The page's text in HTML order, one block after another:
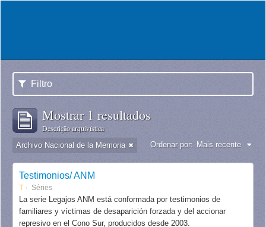
Filtro
Mostrar 1 resultados
Descrição arquivística
Archivo Nacional de la Memoria Ordenar por: Mais recente
Testimonios/ ANM
T Séries
La serie Legajos ANM está conformada por testimonios de
familiares y víctimas de desaparición forzada y del accionar
represivo en el Cono Sur, producidos desde 2003.